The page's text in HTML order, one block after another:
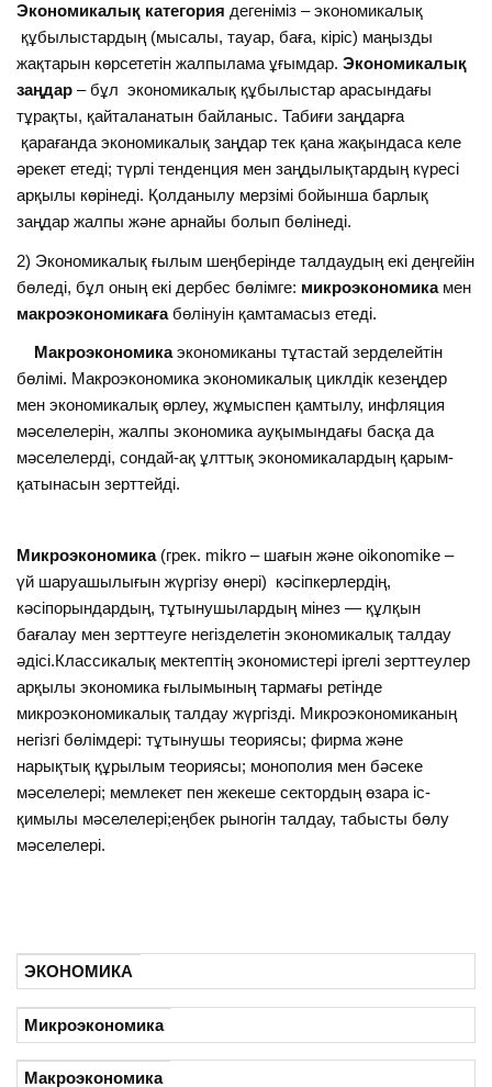
Экономикалық категория дегеніміз – экономикалық
құбылыстардың (мысалы, тауар, баға, кіріс) маңызды
жақтарын көрсететін жалпылама ұғымдар.Экономикалық
заңдар – бұл экономикалық құбылыстар арасындағы
тұрақты, қайталанатын байланыс. Табиғи заңдарға
қарағанда экономикалық заңдар тек қана жақындаса келе
әрекет етеді; түрлі тенденция мен заңдылықтардың күресі
арқылы көрінеді. Қолданылу мерзімі бойынша барлық
заңдар жалпы және арнайы болып бөлінеді.
2) Экономикалық ғылым шеңберінде талдаудың екі деңгейін
бөледі, бұл оның екі дербес бөлімге: микроэкономикамен
макроэкономикағабөлінуін қамтамасыз етеді.
Макроэкономикаэкономиканы тұтастай зерделейтін
бөлімі. Макроэкономика экономикалық циклдік кезеңдер
мен экономикалық өрлеу, жұмыспен қамтылу, инфляция
мәселелерін, жалпы экономика ауқымындағы басқа да
мәселелерді, сондай-ақ ұлттық экономикалардың қарым-
қатынасын зерттейді.
Микроэкономика(грек. mіkro – шағын және оіkonomіke –
үй шаруашылығын жүргізу өнері) кәсіпкерлердің,
кәсіпорындардың, тұтынушылардың мінез — құлқын
бағалау мен зерттеуге негізделетін экономикалық талдау
әдісі.Классикалық мектептің экономистері іргелі зерттеулер
арқылы экономика ғылымының тармағы ретінде
микроэкономикалық талдау жүргізді. Микроэкономиканың
негізгі бөлімдері: тұтынушы теориясы; фирма және
нарықтық құрылым теориясы; монополия мен бәсеке
мәселелері; мемлекет пен жекеше сектордың өзара іс-
қимылы мәселелері;еңбек рыногін талдау, табысты бөлу
мәселелері.
ЭКОНОМИКА
Микроэкономика
Макроэкономика